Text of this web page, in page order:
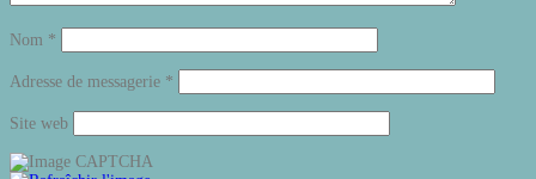
Nom *
Adresse de messagerie *
Site web